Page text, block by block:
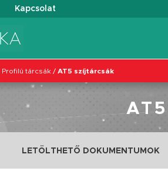
Kapcsolat
Profilú tárcsák / AT5 szíjtárcsák
LETÖLTHETŐ DOKUMENTUMOK